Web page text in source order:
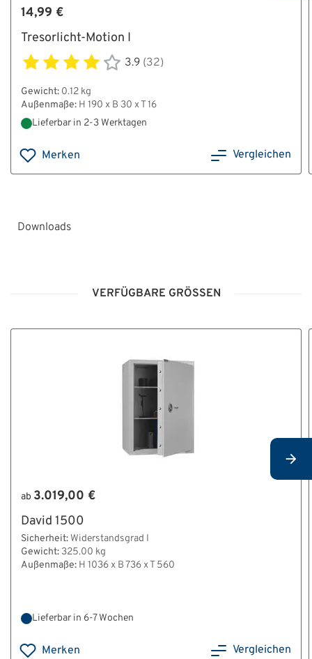
14,99 €
Tresorlicht-Motion I
3.9 (32)
Gewicht: 0.12 kg
Außenmaße: H 190 x B 30 x T 16
Lieferbar in 2-3 Werktagen
Merken Vergleichen
Downloads
_und_Bedienungsanleitung_Tresore_Grad_0-
V_V10.pdfVERFÜGBARE GRÖSSEN
ab 3.019,00 €
David 1500
Sicherheit: Widerstandsgrad I
Gewicht: 325.00 kg
Außenmaße: H 1036 x B 736 x T 560
Lieferbar in 6-7 Wochen
Merken Vergleichen